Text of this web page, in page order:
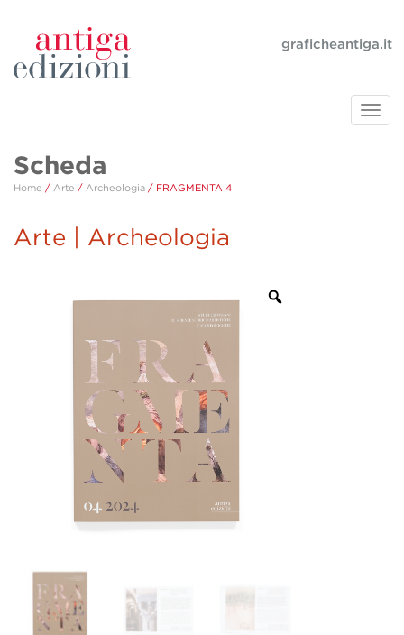
graficheantiga.it
Scheda
Home / Arte / Archeologia / FRAGMENTA 4
Arte | Archeologia